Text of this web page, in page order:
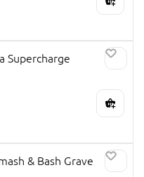
Supercharge
& Bash Grave